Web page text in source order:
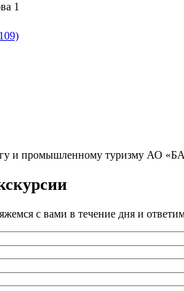
1
и промышленному туризму АО
с вами в течение дня и